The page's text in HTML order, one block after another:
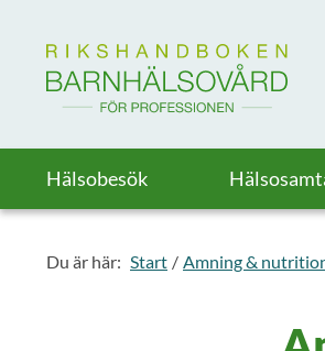
Till startsidan för Rikshandboken i
Hälsobesök
Du är här: Start Amning &